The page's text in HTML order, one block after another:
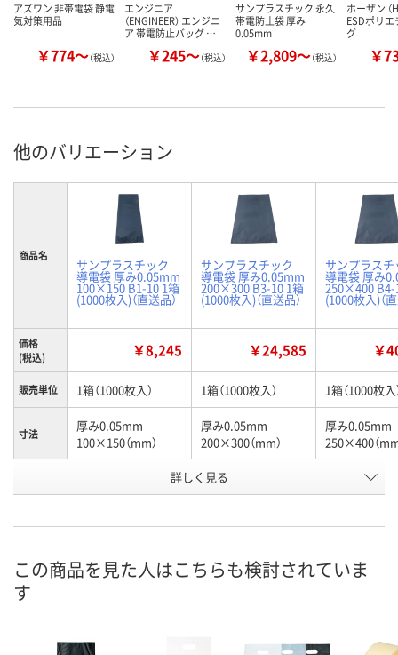
アズワン 非帯電袋 静電
気対策用品
￥774～（税込）
エンジニア
（ENGINEER） エンジニ
ア 帯電防止バッグ …
￥245～（税込）
サンプラスチック 永久
帯電防止袋 厚み
0.05mm
￥2,809～（税込）
ホーザン （
ESDポリ
グ
￥
他のバリエーション
商品名
サンプラスチック
導電袋 厚み0.05mm
100×150 B1-10 1箱
(1000枚入)（直送品）
サンプラスチック
導電袋 厚み0.05mm
200×300 B3-10 1箱
(1000枚入)（直送品）
サンプラスチ
導電袋 厚み
250×400 B4-
(1000枚入)（
価格
(税込)
￥8,245 ￥24,585 ￥
販売単位 1箱（1000枚入） 1箱（1000枚入） 1箱（1000枚入
寸法
厚み0.05mm
100×150（mm）
厚み0.05mm
200×300（mm）
厚み0.05mm
250×400（
XP99922 XP99866
詳しく見る
この商品を見た人はこちらも検討されていま
す